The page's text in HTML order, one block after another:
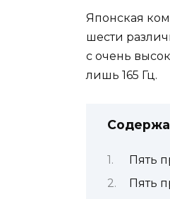
Японская
шести
с очень
лишь 165 Гц.
Пять
Пять